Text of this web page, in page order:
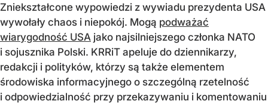
Zniekształcone wypowiedzi z wywiadu prezydenta USA
wywołały chaos i niepokój. Mogą podważać
wiarygodność USA jako najsilniejszego członka NATO
i sojusznika Polski. KRRiT apeluje do dziennikarzy,
redakcji i polityków, którzy są także elementem
środowiska informacyjnego o szczególną rzetelność
i odpowiedzialność przy przekazywaniu i komentowaniu